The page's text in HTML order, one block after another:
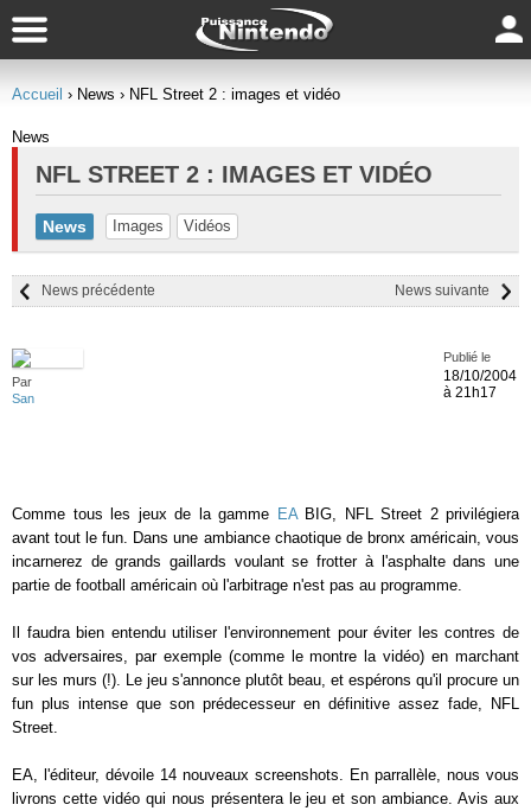
Accueil › News › NFL Street 2 : images et vidéo
News
NFL STREET 2 : IMAGES ET VIDÉO
News Images Vidéos
News suivante
News précédente
Par
San
Publié le
18/10/2004
à 21h17
Comme tous les jeux de la gamme EABIG, NFL Street 2 privilégiera
avant tout le fun. Dans une ambiance chaotique de bronx américain, vous
incarnerez de grands gaillards voulant se frotter à l'asphalte dans une
partie de football américain où l'arbitrage n'est pas au programme.
Il faudra bien entendu utiliser l'environnement pour éviter les contres de
vos adversaires, par exemple (comme le montre la vidéo) en marchant
sur les murs (!). Le jeu s'annonce plutôt beau, et espérons qu'il procure un
fun plus intense que son prédecesseur en définitive assez fade, NFL
Street.
EA, l'éditeur, dévoile 14 nouveaux screenshots. En parrallèle, nous vous
livrons cette vidéo qui nous présentera le jeu et son ambiance. Avis aux